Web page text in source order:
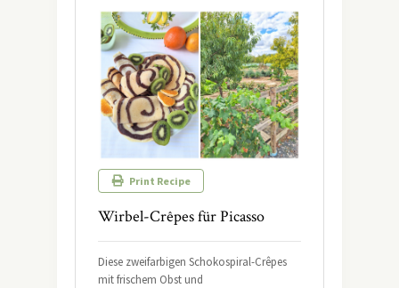
Print Recipe
Wirbel-Crêpes für Picasso
Diese zweifarbigen Schokospiral-Crêpes
mit frischem Obst und